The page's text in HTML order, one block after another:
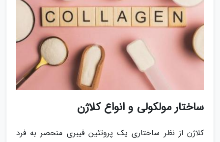
ساختار مولکولی و انواع کلاژن
کلاژن از نظر ساختاری یک پروتئین فیبری منحصر به فرد